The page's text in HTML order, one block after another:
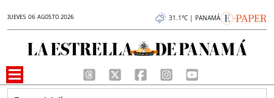
JUEVES 06 AGOSTO 2026 31.1°C | PANAMÁ